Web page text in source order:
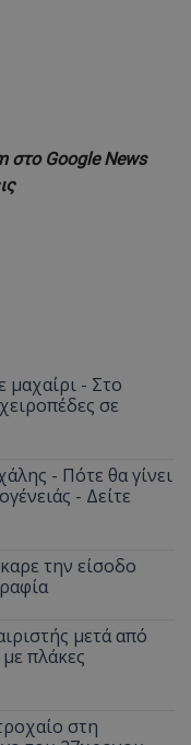
στο Google News
μαχαίρι - Στο
σε
- Πότε θα γίνει
- Δείτε
την είσοδο
μετά από
πλάκες
στη